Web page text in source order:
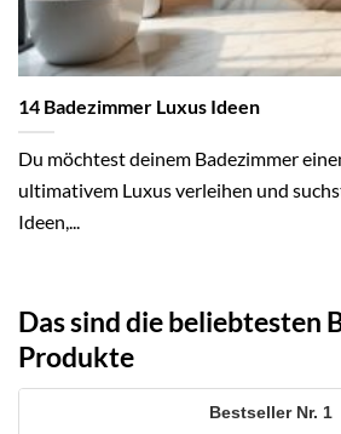
14 Badezimmer Luxus Ideen
Du möchtest deinem Badezimmer
ultimativem Luxus verleihen und
Ideen,...
Das sind die beliebtesten
Produkte
1